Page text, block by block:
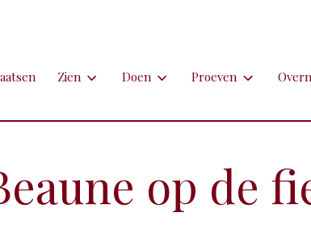
Zien
Brocante
Doen
Golfen
Klimmen
Proeven
Kazen
op de